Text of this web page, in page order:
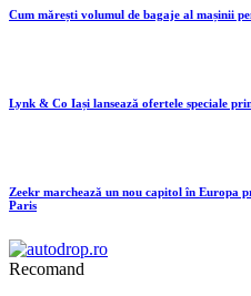
Cum mărești volumul de bagaje al mașinii
Lynk & Co Iași lansează ofertele speciale
Zeekr marchează un nou capitol în Europa
Paris
Recomand